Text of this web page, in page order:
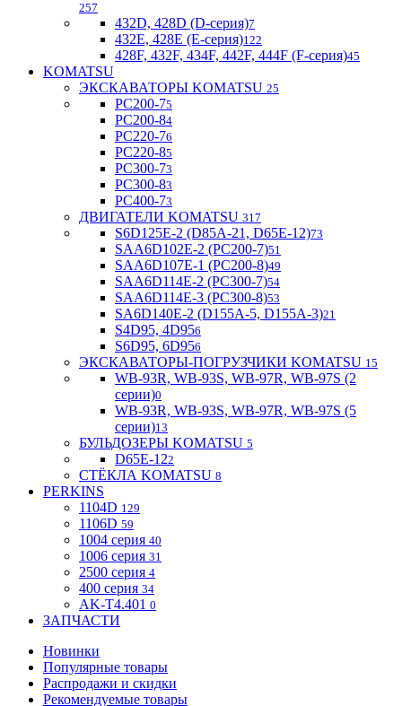
257
432D, 428D (D-серия)7
432E, 428E (E-серия)122
428F, 432F, 434F, 442F, 444F (F-серия)45
KOMATSU
ЭКСКАВАТОРЫ KOMATSU 25
PC200-75
PC200-84
PC220-76
PC220-85
PC300-73
PC300-83
PC400-73
ДВИГАТЕЛИ KOMATSU 317
S6D125E-2 (D85A-21, D65E-12)73
SAA6D102E-2 (PC200-7)51
SAA6D107E-1 (PC200-8)49
SAA6D114E-2 (PC300-7)54
SAA6D114E-3 (PC300-8)53
SA6D140E-2 (D155A-5, D155A-3)21
S4D95, 4D956
S6D95, 6D956
ЭКСКАВАТОРЫ-ПОГРУЗЧИКИ KOMATSU 15
WB-93R, WB-93S, WB-97R, WB-97S (2
серии)0
WB-93R, WB-93S, WB-97R, WB-97S (5
серии)13
БУЛЬДОЗЕРЫ KOMATSU 5
D65E-122
СТЁКЛА KOMATSU 8
PERKINS
1104D 129
1106D 59
1004 серия 40
1006 серия 31
2500 серия 4
400 серия 34
AK-T4.401 0
ЗАПЧАСТИ
Новинки
Популярные товары
Распродажи и скидки
Рекомендуемые товары